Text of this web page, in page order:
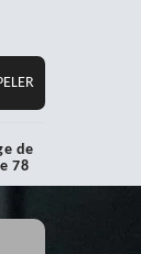
de
78